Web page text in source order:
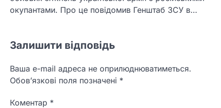
окупантами. Про це повідомив Генштаб ЗСУ в…
Залишити відповідь
Ваша e-mail адреса не оприлюднюватиметься.
Обов’язкові поля позначені *
Коментар *